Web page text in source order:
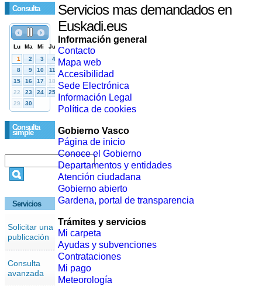
Consulta
Consulta
simple
Servicios
Solicitar una
publicación
Consulta
avanzada
Servicios mas demandados en
Euskadi.eus
Información general
Contacto
Mapa web
Accesibilidad
Sede Electrónica
Información Legal
Política de cookies
Gobierno Vasco
Página de inicio
Conoce el Gobierno
Departamentos y entidades
Atención ciudadana
Gobierno abierto
Gardena, portal de transparencia
Trámites y servicios
Mi carpeta
Ayudas y subvenciones
Contrataciones
Mi pago
Meteorología